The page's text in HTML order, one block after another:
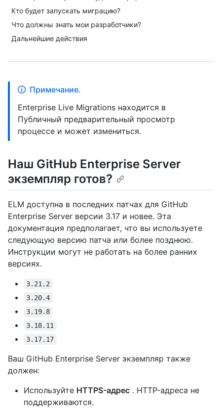
Кто будет запускать миграцию?
Что должны знать мои разработчики?
Дальнейшие действия
Примечание.
Enterprise Live Migrations находится в
Публичный предварительный просмотр
процессе и может измениться.
Наш GitHub Enterprise Server
экземпляр готов?
ELM доступна в последних патчах для GitHub
Enterprise Server версии 3.17 и новее. Эта
документация предполагает, что вы используете
следующую версию патча или более позднюю.
Инструкции могут не работать на более ранних
версиях.
3.21.2
3.20.4
3.19.8
3.18.11
3.17.17
Ваш GitHub Enterprise Server экземпляр также
должен:
Используйте HTTPS-адрес . HTTP-адреса не
поддерживаются.